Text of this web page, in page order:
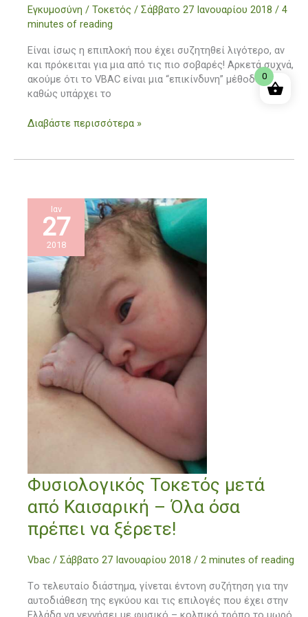
Εγκυμοσύνη / Τοκετός / Σάββατο 27 Ιανουαρίου 2018 / 4
minutes of reading
Είναι ίσως η επιπλοκή που έχει συζητηθεί λιγότερο, αν
και πρόκειται για μια από τις πιο σοβαρές! Αρκετά συχνά,
ακούμε ότι το VBAC είναι μια “επικίνδυνη” μέθοδος,
καθώς υπάρχει το
επιπλοκή
της
καισαρικής
Διαβάστε περισσότερα »
Ιαν
27
2018
Φυσιολογικός Τοκετός μετά
από Καισαρική – Όλα όσα
πρέπει να ξέρετε!
Vbac / Σάββατο 27 Ιανουαρίου 2018 / 2 minutes of reading
Tο τελευταίο διάστημα, γίνεται έντονη συζήτηση για την
αυτοδιάθεση της εγκύου και τις επιλογές που έχει στην
Φυσιολογικός
Τοκετός
μετά
από
Καισαρική
Όλα
όσα
πρέπει
να
0